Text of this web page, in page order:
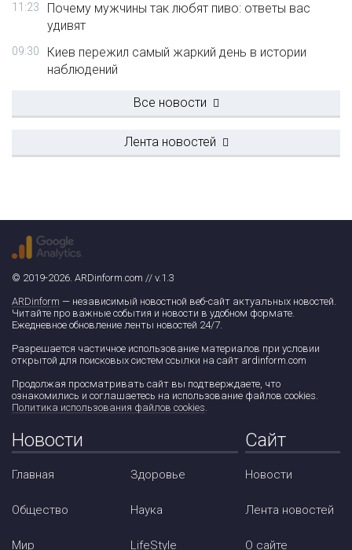
11:23
Почему мужчины так любят пиво: ответы вас
удивят
09:30
Киев пережил самый жаркий день в истории
наблюдений
Все новости
Лента новостей
© 2019-2026. ARDinform.com // v.1.3
ARDinform — независимый новостной веб-сайт актуальных новостей.
Читайте про важные события и новости в удобном формате.
Ежедневное обновление ленты новостей 24/7.
Разрешается частичное использование материалов при условии
открытой для поисковых систем ссылки на сайт ardinform.com
Продолжая просматривать сайт вы подтверждаете, что
ознакомились и соглашаетесь на использование файлов cookies.
Политика использования файлов cookies.
Новости
Главная
Общество
Мир
Здоровье
Наука
LifeStyle
Сайт
Новости
Лента новостей
О сайте